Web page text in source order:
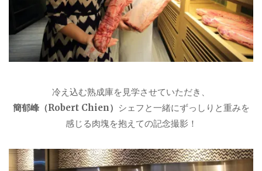
冷え込む熟成庫を見学させていただき、
簡郁峰（Robert Chien） シェフと一緒にずっしりと重みを
感じる肉塊を抱えての記念撮影！